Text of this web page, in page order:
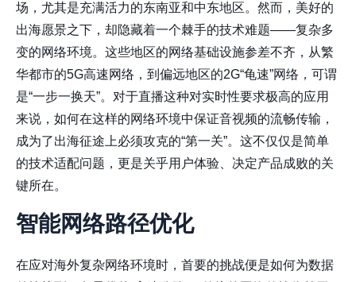
场，尤其是充满活力的东南亚和中东地区。然而，美好的
出海愿景之下，却隐藏着一个棘手的技术难题——复杂多
变的网络环境。这些地区的网络基础设施参差不齐，从繁
华都市的5G高速网络，到偏远地区的2G“龟速”网络，可谓
是“一步一换天”。对于直播这种对实时性要求极高的应用
来说，如何在这样的网络环境中保证音视频的流畅传输，
成为了出海征途上必须攻克的“第一关”。这不仅仅是简单
的技术适配问题，更是关乎用户体验、决定产品成败的关
键所在。
智能网络路径优化
在应对海外复杂网络环境时，首要的挑战便是如何为数据